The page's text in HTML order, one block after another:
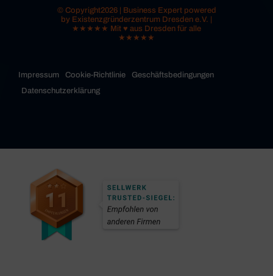
© Copyright2026 | Business Expert powered
by Existenzgründerzentrum Dresden e.V. |
★★★★★ Mit ♥ aus Dresden für alle
★★★★★
Impressum Cookie-Richtlinie
Geschäftsbedingungen
Datenschutzerklärung